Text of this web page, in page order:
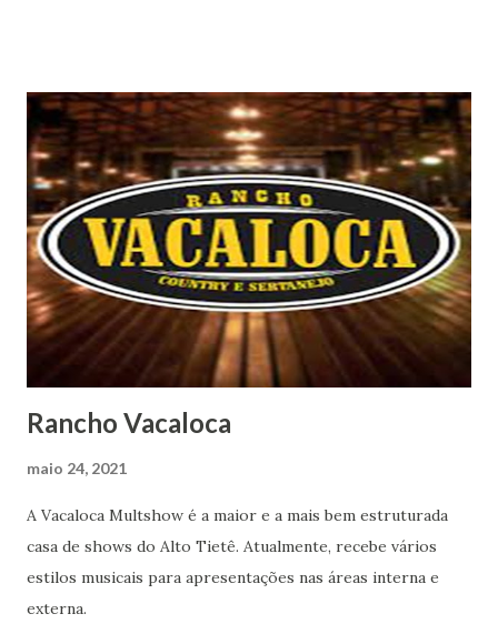
Rancho Vacaloca
maio 24, 2021
A Vacaloca Multshow é a maior e a mais bem estruturada
casa de shows do Alto Tietê. Atualmente, recebe vários
estilos musicais para apresentações nas áreas interna e
externa.